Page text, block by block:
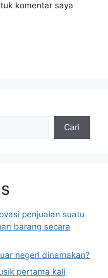
komentar saya
Cari
penjualan suatu
barang secara
negeri dinamakan?
pertama kali